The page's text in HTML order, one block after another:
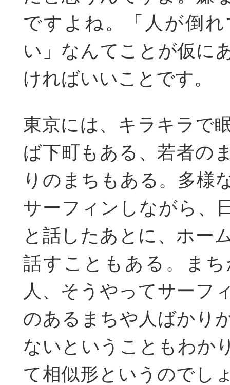
ですよね。「人が倒
い」なんてことが仮に
ければいいことです。
東京には、キラキラで
ば下町もある、若者の
りのまちもある。多様
サーフィンしながら、
と話したあとに、ホー
話すこともある。ま
人、そうやってサーフ
のあるまちや人ばかり
ないということもわか
て相似形というのでし